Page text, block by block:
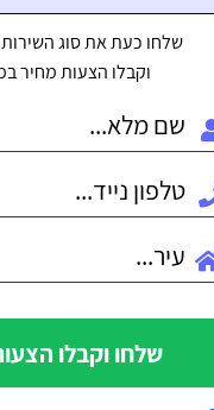
שלחו כעת את סוג
וקבלו הצעות מחיר
שלחו וקבלו